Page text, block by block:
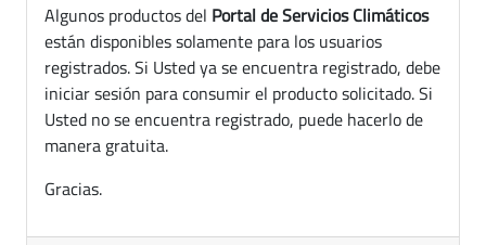
Algunos productos del Portal de Servicios Climáticos
están disponibles solamente para los usuarios
registrados. Si Usted ya se encuentra registrado, debe
iniciar sesión para consumir el producto solicitado. Si
Usted no se encuentra registrado, puede hacerlo de
manera gratuita.
Gracias.